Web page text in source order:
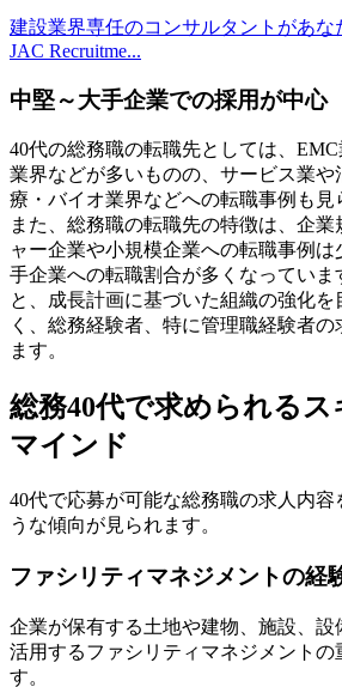
建設業界専任のコンサルタントがあな
JAC Recruitme...
中堅～大手企業での採用が中心
40代の総務職の転職先としては、
業界などが多いものの、サービス業や
療・バイオ業界などへの転職事例も見
また、総務職の転職先の特徴は、企
ャー企業や小規模企業への転職事例
手企業への転職割合が多くなっていま
と、成長計画に基づいた組織の強化
く、総務経験者、特に管理職経験者の
ます。
総務40代で求められるス
マインド
40代で応募が可能な総務職の求人内容
うな傾向が見られます。
ファシリティマネジメントの経
企業が保有する土地や建物、施設、設
活用するファシリティマネジメントの
す。